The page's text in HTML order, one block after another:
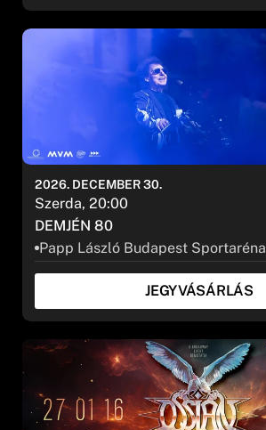
DEMJÉN 80
Papp László Budapest Sportaréna
2026. DECEMBER 30.
Szerda, 20:00
JEGYVÁSÁRLÁS